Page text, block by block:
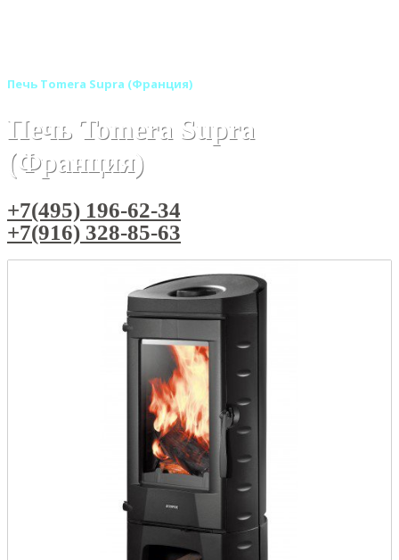
Печь Tomera Supra (Франция)
Печь Tomera Supra
(Франция)
+7(495) 196-62-34
+7(916) 328-85-63